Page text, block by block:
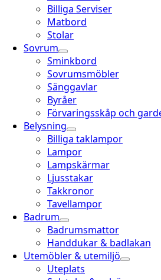
Billiga Serviser
Matbord
Stolar
Sovrum
Sminkbord
Sovrumsmöbler
Sänggavlar
Byråer
Förvaringsskåp och
Belysning
Billiga taklampor
Lampor
Lampskärmar
Ljusstakar
Takkronor
Tavellampor
Badrum
Badrumsmattor
Handdukar & badlakan
Utemöbler & utemiljö
Uteplats